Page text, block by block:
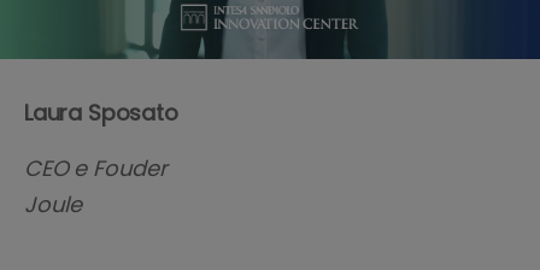
Laura Sposato
CEO e Fouder
Joule